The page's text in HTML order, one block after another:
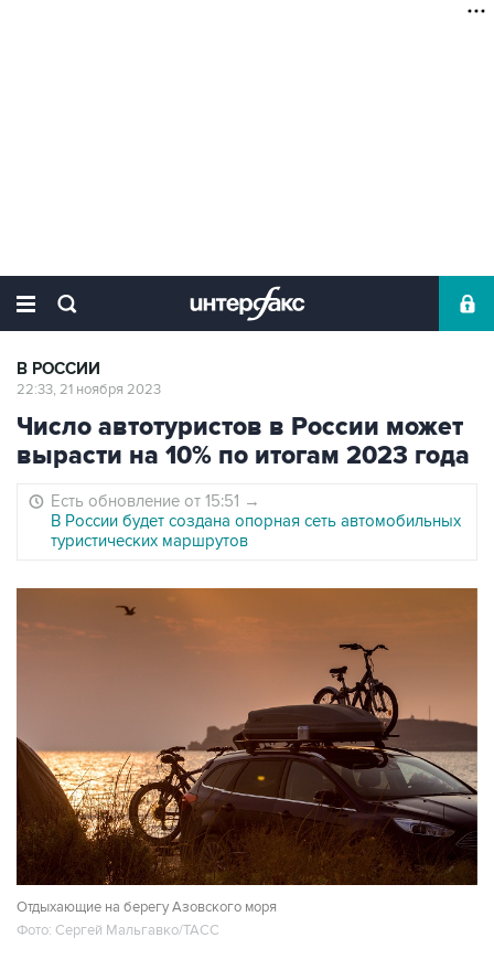
В РОССИИ
22:33, 21 ноября 2023
Число автотуристов в России может
вырасти на 10% по итогам 2023 года
Есть обновление от 15:51 →
В России будет создана опорная сеть автомобильных
туристических маршрутов
Отдыхающие на берегу Азовского моря
Фото: Сергей Мальгавко/ТАСС